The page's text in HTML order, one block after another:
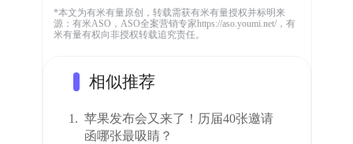
*本文为有米有量原创，转载需获有米有量授权并标明来
源：有米ASO，ASO全案营销专家https://aso.youmi.net/，有
米有量有权向非授权转载追究责任。
相似推荐
1. 苹果发布会又来了！历届40张邀请
函哪张最吸睛？